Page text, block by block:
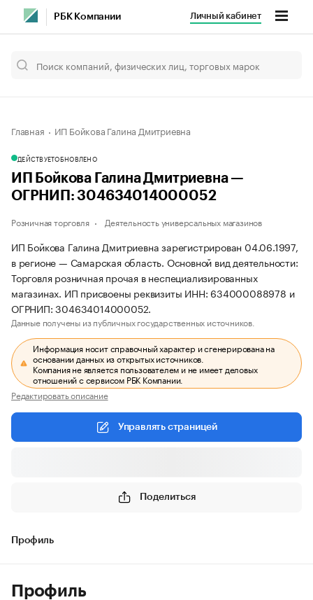
РБК Компании Личный кабинет
Главная ИП Бойкова Галина Дмитриевна
ДЕЙСТВУЕТОБНОВЛЕНО
ИП Бойкова Галина Дмитриевна —
ОГРНИП: 304634014000052
Розничная торговля Деятельность универсальных магазинов
ИП Бойкова Галина Дмитриевна зарегистрирован 04.06.1997,
в регионе — Самарская область. Основной вид деятельности:
Торговля розничная прочая в неспециализированных
магазинах. ИП присвоены реквизиты ИНН: 634000088978 и
ОГРНИП: 304634014000052.
Данные получены из публичных государственных источников.
Информация носит справочный характер и сгенерирована на
основании данных из открытых источников.
Компания не является пользователем и не имеет деловых
отношений с сервисом РБК Компании.
Редактировать описание
Управлять страницей
Поделиться
Профиль
Профиль